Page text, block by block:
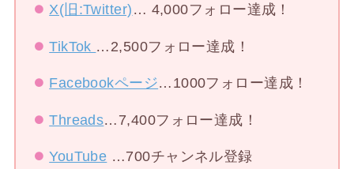
X(旧:Twitter) … 4,000フォロー達成！
TikTok …2,500フォロー達成！
Facebookページ…1000フォロー達成！
Threads…7,400フォロー達成！
YouTube …700チャンネル登録